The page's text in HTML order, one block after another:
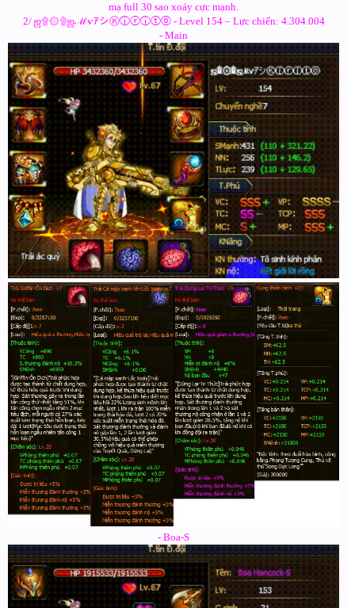
mạ full 30 sao xoáy cực mạnh.
2/ ஜ۩۞۩ஜℳѵｱシⓀⓘⓡⓘⓣⓞ - Level 154 – Lực chiến: 4.304.004
- Main
- Boa-S